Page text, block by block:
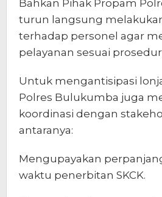
Bahkan Pihak Propam
turun langsung
terhadap personel agar
pelayanan sesuai
Untuk mengantisipasi
Polres Bulukumba juga
koordinasi dengan
antaranya:
Mengupayakan
waktu penerbitan SKCK.